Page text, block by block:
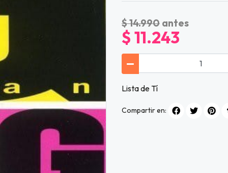
$ 14.990 antes
$ 11.243
Lista de Tí
Compartir en: